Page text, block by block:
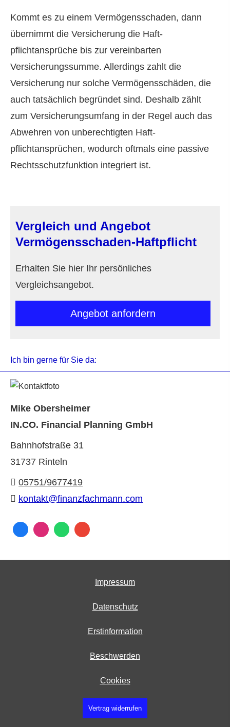
Kommt es zu einem Vermögensschaden, dann
übernimmt die Versicherung die Haft­
pflichtansprüche bis zur vereinbarten
Versicherungssumme. Allerdings zahlt die
Versicherung nur solche Vermögensschäden, die
auch tatsächlich begründet sind. Deshalb zählt
zum Versicherungsumfang in der Regel auch das
Abwehren von unberechtigten Haft­
pflichtansprüchen, wodurch oftmals eine passive
Rechtsschutzfunktion integriert ist.
Vergleich und Angebot
Vermögensschaden-Haft­pflicht
Erhalten Sie hier Ihr persönliches
Vergleichsangebot.
An­ge­bot an­for­dern
Ich bin gerne für Sie da:
Mike Obersheimer
IN.CO. Financial Planning GmbH
Bahnhofstraße 31
31737 Rinteln
05751/9677419
kontakt@finanzfachmann.com
Impressum
Datenschutz
Erstinformation
Beschwerden
Cookies
Vertrag widerrufen